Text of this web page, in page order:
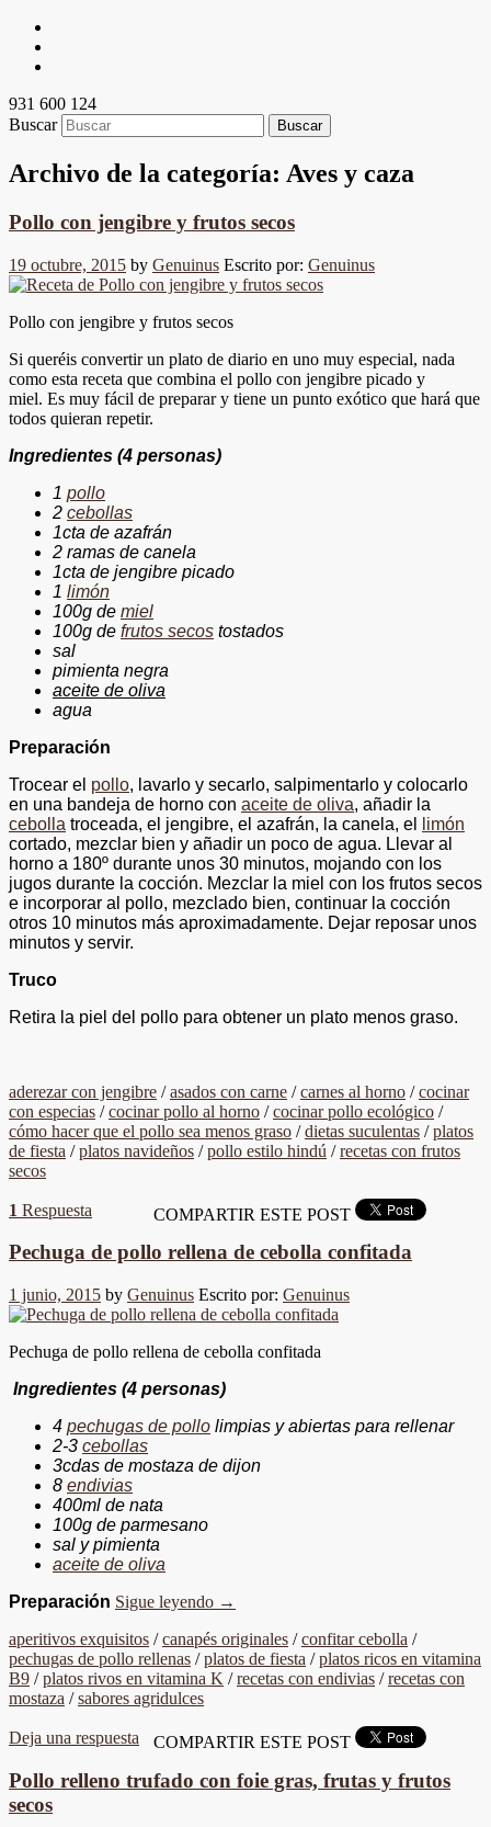
931 600 124
Buscar
Archivo de la categoría: Aves y caza
Pollo con jengibre y frutos secos
19 octubre, 2015 by Genuinus Escrito por: Genuinus
Pollo con jengibre y frutos secos
Si queréis convertir un plato de diario en uno muy especial, nada
como esta receta que combina el pollo con jengibre picado y
miel. Es muy fácil de preparar y tiene un punto exótico que hará que
todos quieran repetir.
Ingredientes (4 personas)
1 pollo
2 cebollas
1cta de azafrán
2 ramas de canela
1cta de jengibre picado
1 limón
100g de miel
100g de frutos secos tostados
sal
pimienta negra
aceite de oliva
agua
Preparación
Trocear el pollo, lavarlo y secarlo, salpimentarlo y colocarlo
en una bandeja de horno con aceite de oliva, añadir la
cebolla troceada, el jengibre, el azafrán, la canela, el
limón
cortado, mezclar bien y añadir un poco de agua. Llevar al
horno a 180º durante unos 30 minutos, mojando con los
jugos durante la cocción. Mezclar la miel con los frutos secos
e incorporar al pollo, mezclado bien, continuar la cocción
otros 10 minutos más aproximadamente. Dejar reposar unos
minutos y servir.
Truco
Retira la piel del pollo para obtener un plato menos graso.
aderezar con jengibre /asados con carne /carnes al horno /cocinar
con especias /cocinar pollo al horno /cocinar pollo ecológico /
cómo hacer que el pollo sea menos graso /dietas suculentas /platos
de fiesta /platos navideños /pollo estilo hindú /recetas con frutos
secos
1 Respuesta COMPARTIR ESTE POST
Pechuga de pollo rellena de cebolla confitada
1 junio, 2015 by Genuinus Escrito por: Genuinus
Pechuga de pollo rellena de cebolla confitada
Ingredientes (4 personas)
4 pechugas de pollo limpias y abiertas para rellenar
2-3 cebollas
3cdas de mostaza de dijon
8 endivias
400ml de nata
100g de parmesano
sal y pimienta
aceite de oliva
Preparación Sigue leyendo →
aperitivos exquisitos /canapés originales /confitar cebolla /
pechugas de pollo rellenas /platos de fiesta /platos ricos en vitamina
B9 /platos rivos en vitamina K /recetas con endivias /recetas con
mostaza /sabores agridulces
Deja una respuesta COMPARTIR ESTE POST
Pollo relleno trufado con foie gras, frutas y frutos
secos